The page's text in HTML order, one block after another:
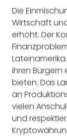
Die
Wirtschaft
erhöht. Der
ihren Bürgern
bieten. Das
an
vielen
und